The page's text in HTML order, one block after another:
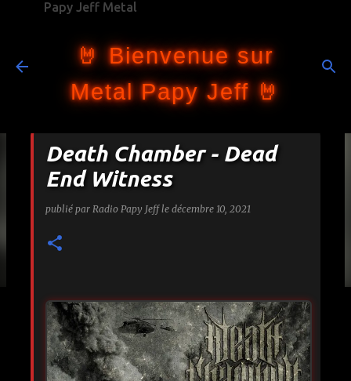
Papy Jeff Metal
🤘 Bienvenue sur
Metal Papy Jeff 🤘
Death Chamber - Dead
End Witness
publié par Radio Papy Jeff le décembre 10, 2021